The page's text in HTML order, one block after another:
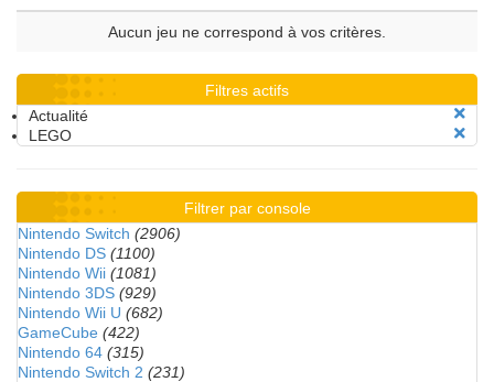
Aucun jeu ne correspond à vos critères.
Filtres actifs
Actualité
LEGO
Filtrer par console
Nintendo Switch (2906)
Nintendo DS (1100)
Nintendo Wii (1081)
Nintendo 3DS (929)
Nintendo Wii U (682)
GameCube (422)
Nintendo 64 (315)
Nintendo Switch 2 (231)